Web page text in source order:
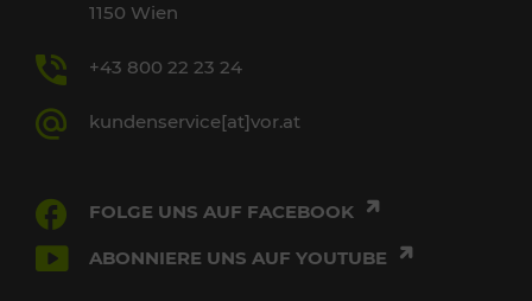
1150 Wien
+43 800 22 23 24
kundenservice[at]vor.at
FOLGE UNS AUF FACEBOOK
ABONNIERE UNS AUF YOUTUBE